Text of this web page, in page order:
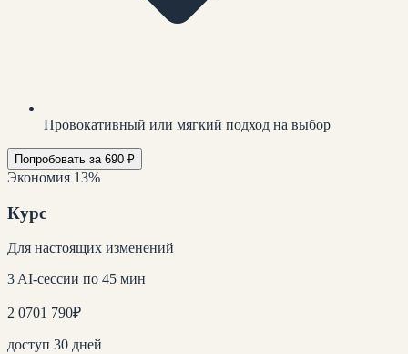
Провокативный или мягкий подход на выбор
Попробовать за 690 ₽
Экономия 13%
Курс
Для настоящих изменений
3 AI-сессии по 45 мин
2 0701 790₽
доступ 30 дней